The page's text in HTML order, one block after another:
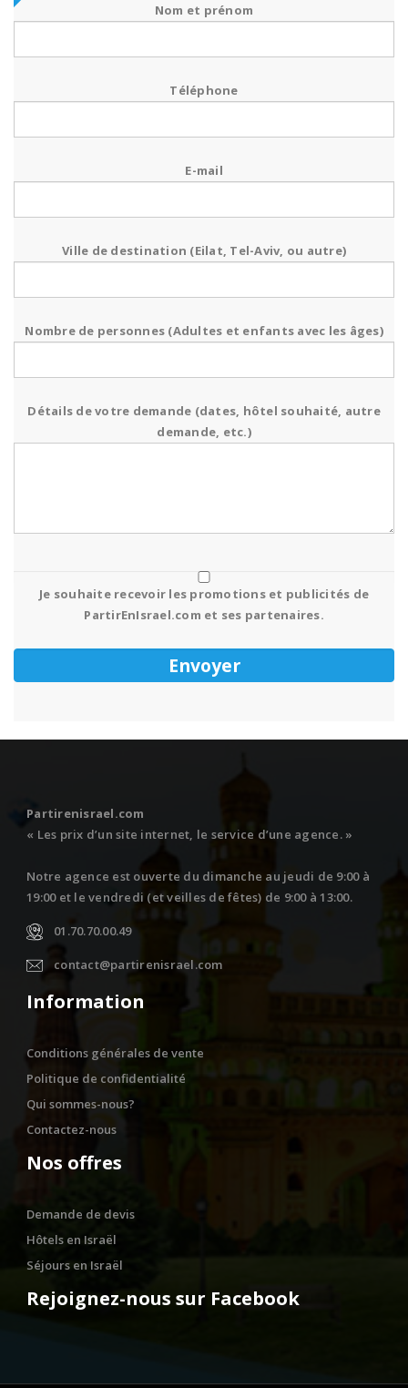
Nom et prénom
Téléphone
E-mail
Ville de destination (Eilat, Tel-Aviv, ou autre)
Nombre de personnes (Adultes et enfants avec les âges)
Détails de votre demande (dates, hôtel souhaité, autre
demande, etc.)
Je souhaite recevoir les promotions et publicités de
PartirEnIsrael.com et ses partenaires.
Partirenisrael.com
« Les prix d’un site internet, le service d’une agence. »
Notre agence est ouverte du dimanche au jeudi de 9:00 à
19:00 et le vendredi (et veilles de fêtes) de 9:00 à 13:00.
01.70.70.00.49
contact@partirenisrael.com
Information
Conditions générales de vente
Politique de confidentialité
Qui sommes-nous?
Contactez-nous
Nos offres
Demande de devis
Hôtels en Israël
Séjours en Israël
Rejoignez-nous sur Facebook